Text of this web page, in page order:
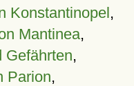
Konstantinopel,
Mantinea,
Gefährten,
Parion,